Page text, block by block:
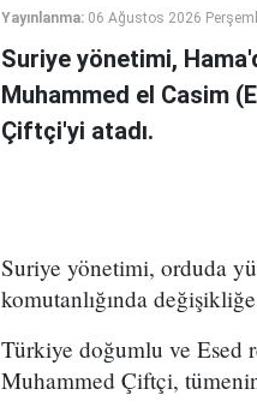
Yayınlanma: 06 Ağustos 2026
Suriye yönetimi,
Muhammed el Casim
Çiftçi'yi atadı.
Suriye yönetimi, orduda
komutanlığında
Türkiye doğumlu ve Esed
Muhammed Çiftçi,